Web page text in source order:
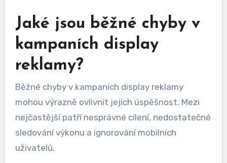
Jaké jsou běžné chyby v
kampaních display
reklamy?
Běžné chyby v kampaních display reklamy
mohou výrazně ovlivnit jejich úspěšnost. Mezi
nejčastější patří nesprávné cílení, nedostatečné
sledování výkonu a ignorování mobilních
uživatelů.